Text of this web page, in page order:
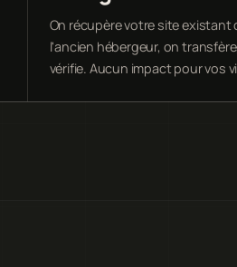
On récupère votre site existant
l'ancien hébergeur, on
vérifie. Aucun impact pour vos